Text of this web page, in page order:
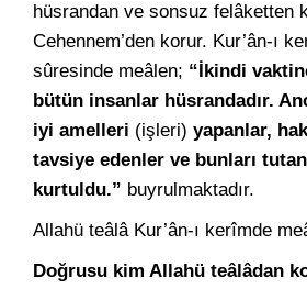
hüsrandan ve sonsuz felâketten
Cehennem’den korur. Kur’ân-ı
sûresinde meâlen; “İkindi
bütün insanlar hüsrandadır.
iyi amelleri (işleri) yapanlar,
tavsiye edenler ve bunları
kurtuldu.” buyrulmaktadır.
Allahü teâlâ Kur’ân-ı kerîmde
Doğrusu kim Allahü teâlâdan